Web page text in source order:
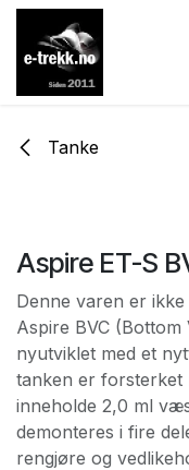
Skip to Content
Tanke
Aspire ET-S
Denne varen er
Aspire BVC
nyutviklet med et
tanken er forsterket
inneholde 2,0 ml
demonteres i fire
rengjøre og